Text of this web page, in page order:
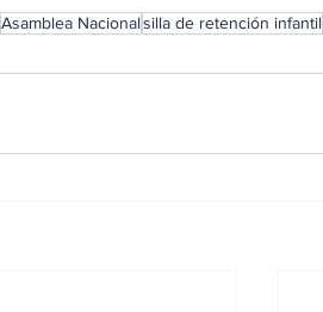
Asamblea Nacionalsilla de retención infantil